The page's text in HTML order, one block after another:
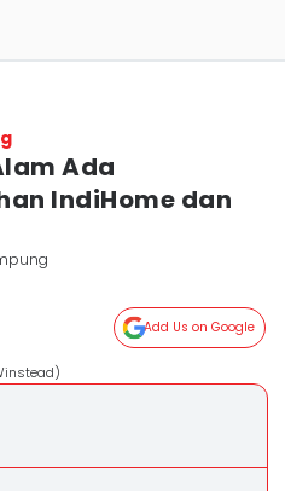
Ada
IndiHome dan
Add Us on Google